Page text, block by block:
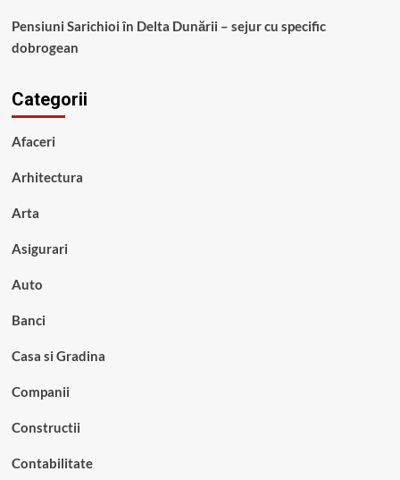
Pensiuni Sarichioi în Delta Dunării – sejur cu specific
dobrogean
Categorii
Afaceri
Arhitectura
Arta
Asigurari
Auto
Banci
Casa si Gradina
Companii
Constructii
Contabilitate